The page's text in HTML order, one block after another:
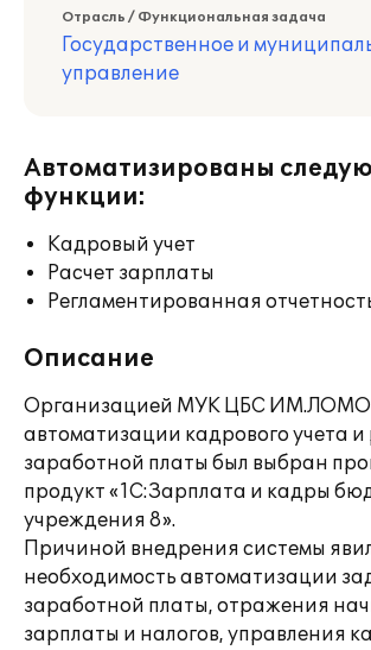
Отрасль / Функциональная задача
Государственное и
управление
Автоматизированы
функции:
Кадровый учет
Расчет зарплаты
Регламентированная
Описание
Организацией МУК ЦБС
автоматизации кадрового учета и
заработной платы был выбран
продукт «1С:Зарплата и кадры
учреждения 8».
Причиной внедрения системы
необходимость автоматизации
заработной платы, отражения
зарплаты и налогов, управления